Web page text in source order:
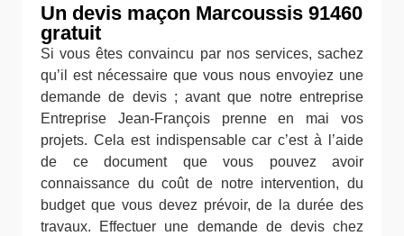
Un devis maçon Marcoussis 91460
gratuit
Si vous êtes convaincu par nos services, sachez
qu’il est nécessaire que vous nous envoyiez une
demande de devis ; avant que notre entreprise
Entreprise Jean-François prenne en mai vos
projets. Cela est indispensable car c’est à l’aide
de ce document que vous pouvez avoir
connaissance du coût de notre intervention, du
budget que vous devez prévoir, de la durée des
travaux. Effectuer une demande de devis chez